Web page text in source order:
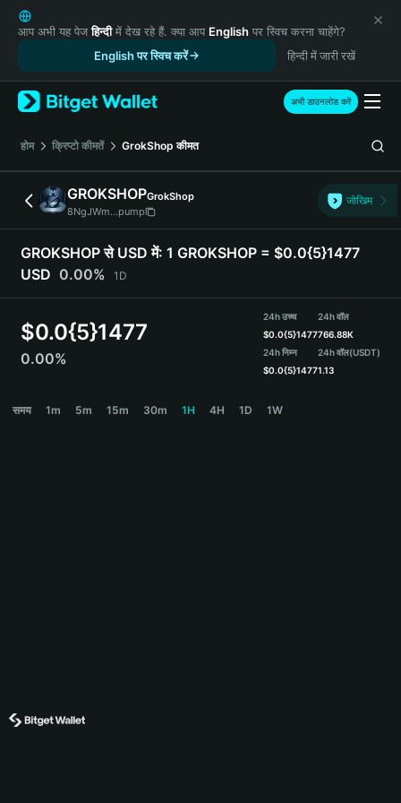
English
日本語
Русский
Español (Latinoamérica)
Türkçe
Italiano
Deutsch
简体中文
繁體中文
Português (Portugal)
Bahasa Indonesia
Español
आप अभी यह पेजहिन्दीमें देख रहे हैं. क्या आप English पर स्विच करना चाहेंगे?
English पर स्विच करें
हिन्दी में जारी रखें
अभी डाउनलोड करें
होम क्रिप्टो कीमतें GrokShop कीमत
GROKSHOPGrokShop
8NgJWm...pump
जोखिम
GROKSHOP से USD में: 1 GROKSHOP = $0.0{5}1477
USD 0.00% 1D
$0.0{5}1477
0.00%
24h उच्च
$0.0{5}1477
24h निम्न
$0.0{5}1477
24h वॉल
766.88K
24h वॉल(USDT)
1.13
समय 1m 5m 15m 30m 1H 4H 1D 1W